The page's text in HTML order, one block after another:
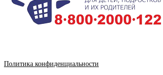
Политика конфиденциальности